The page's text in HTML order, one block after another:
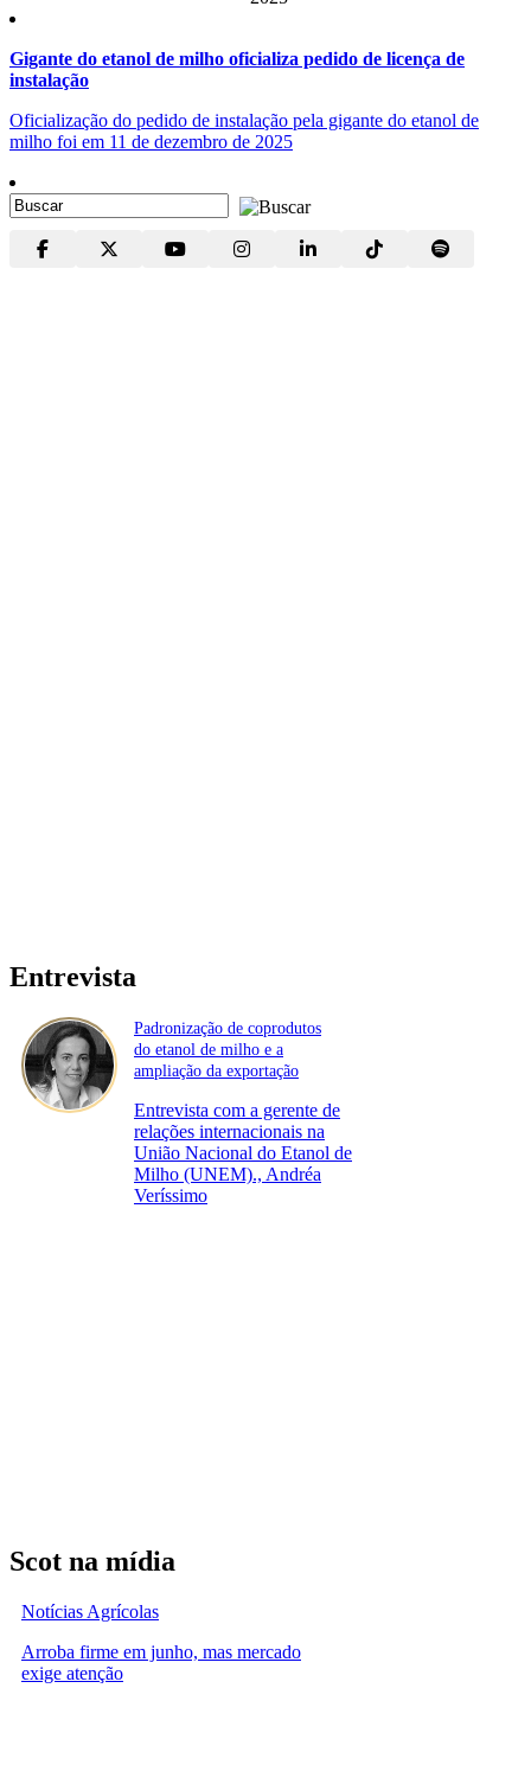
Gigante do etanol de milho oficializa pedido de licença de
instalação
Oficialização do pedido de instalação pela gigante do etanol de
milho foi em 11 de dezembro de 2025
Entrevista
Padronização de coprodutos
do etanol de milho e a
ampliação da exportação
Entrevista com a gerente de
relações internacionais na
União Nacional do Etanol de
Milho (UNEM)., Andréa
Veríssimo
Scot na mídia
Notícias Agrícolas
Arroba firme em junho, mas mercado
exige atenção